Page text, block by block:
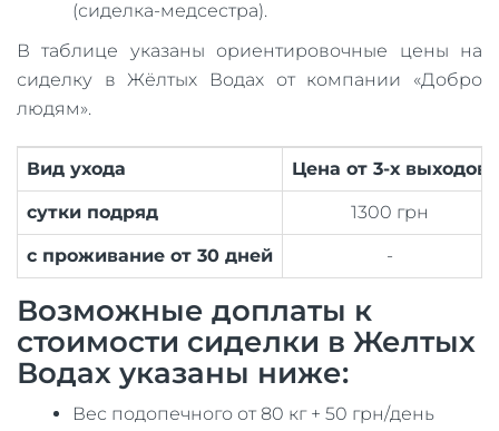
(сиделка-медсестра).
В таблице указаны ориентировочные цены на
сиделку в Жёлтых Водах от компании «Добро
людям».
Вид ухода Цена от 3-х выходов
сутки подряд 1300 грн
с проживание от 30 дней -
Возможные доплаты к
стоимости сиделки в Желтых
Водах указаны ниже:
Вес подопечного от 80 кг + 50 грн/день